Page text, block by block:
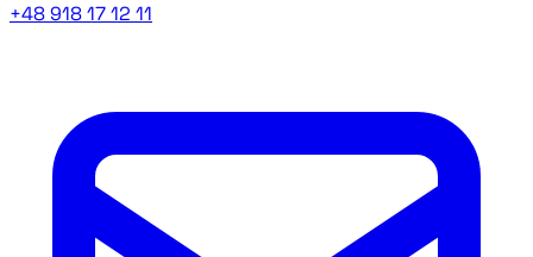
+48 918 17 12 11